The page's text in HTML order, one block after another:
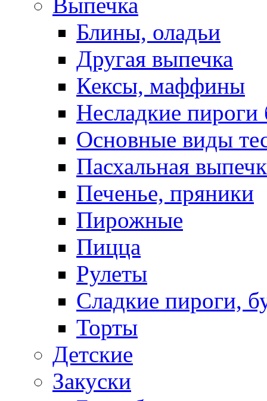
Выпечка
Блины, оладьи
Другая выпечка
Кексы, маффины
Несладкие пироги
Основные виды
Пасхальная
Печенье, пряники
Пирожные
Пицца
Рулеты
Сладкие пироги,
Торты
Детские
Закуски